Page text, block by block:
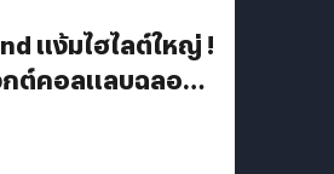
แง้มไฮไลต์ใหญ่ !
กต์คอลแลบฉลอง